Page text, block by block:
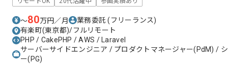
〜80万円／月 業務委託(フリーランス)
有楽町(東京都)/フルリモート
PHP / CakePHP / AWS / Laravel
サーバーサイドエンジニア / プロダクトマネージャー(PdM) /
ー(PG)